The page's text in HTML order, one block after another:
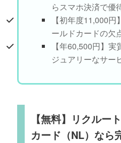
らスマホ決済で優
【初年度11,000
ールドカードの欠
【年60,500円】
ジュアリーなサー
【無料】リクルー
カード（NL）なら